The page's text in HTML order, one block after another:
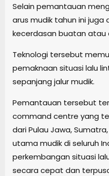
Selain pemantauan
arus mudik tahun ini juga
kecerdasan buatan atau
Teknologi tersebut
pemaknaan situasi lalu
sepanjang jalur mudik.
Pemantauan tersebut
command centre yang
dari Pulau Jawa,
utama mudik di seluruh
perkembangan situasi
secara cepat dan